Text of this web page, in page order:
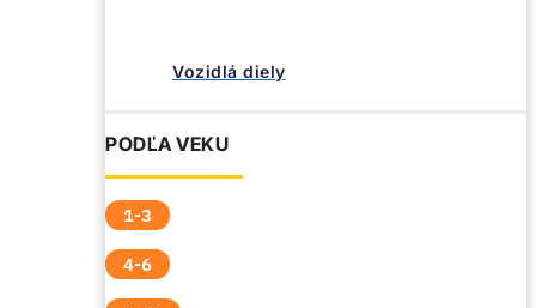
Vozidlá diely
PODĽA VEKU
1-3
4-6